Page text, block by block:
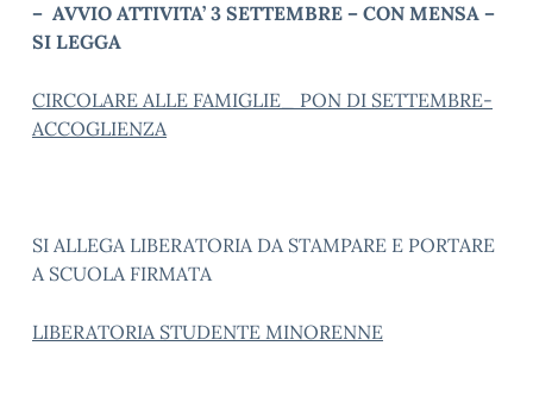
– AVVIO ATTIVITA’ 3 SETTEMBRE – CON MENSA –
SI LEGGA
CIRCOLARE ALLE FAMIGLIE_ PON DI SETTEMBRE-
ACCOGLIENZA
SI ALLEGA LIBERATORIA DA STAMPARE E PORTARE
A SCUOLA FIRMATA
LIBERATORIA STUDENTE MINORENNE